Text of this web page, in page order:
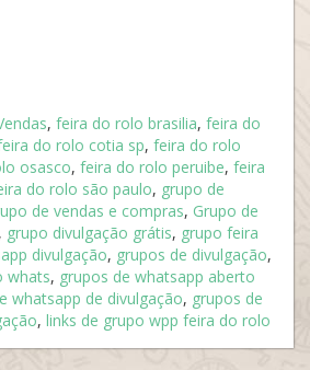
, feira do rolo brasilia, feira do
do rolo cotia sp, feira do rolo
osasco, feira do rolo peruibe, feira
do rolo são paulo, grupo de
de vendas e compras, Grupo de
, grupo divulgação grátis, grupo feira
divulgação, grupos de divulgação,
whats, grupos de whatsapp aberto
whatsapp de divulgação, grupos de
, links de grupo wpp feira do rolo